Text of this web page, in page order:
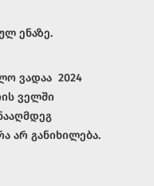
ენაზე.
ვადაა 2024
ველში
არ განიხილება.